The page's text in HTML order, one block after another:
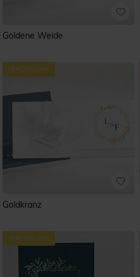
Goldene Weide
Goldkranz